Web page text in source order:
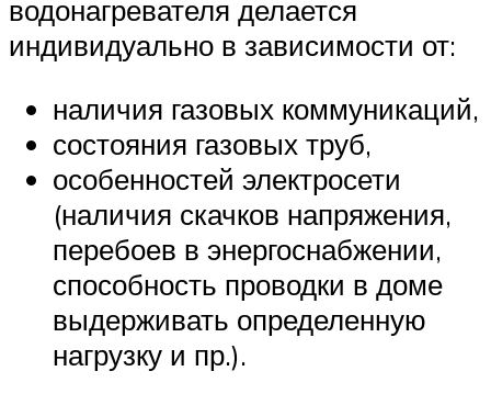
водонагревателя делается
индивидуально в зависимости от:
наличия газовых коммуникаций,
состояния газовых труб,
особенностей электросети
(наличия скачков напряжения,
перебоев в энергоснабжении,
способность проводки в доме
выдерживать определенную
нагрузку и пр.).